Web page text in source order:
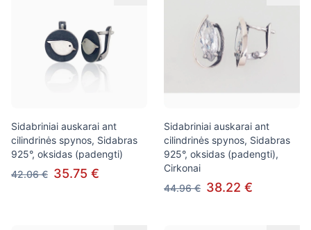
Sidabriniai auskarai ant
cilindrinės spynos, Sidabras
925°, oksidas (padengti)
42.06 € 35.75 €
Sidabriniai auskarai ant
cilindrinės spynos, Sidabras
925°, oksidas (padengti),
Cirkonai
44.96 € 38.22 €